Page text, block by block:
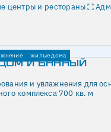
центры и рестораны
жилые дома
И БАННЫЙ
и увлажнения для
комплекса 700 кв. м